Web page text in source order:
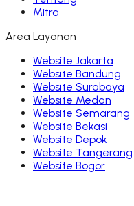
Mitra
Area Layanan
Website Jakarta
Website Bandung
Website Surabaya
Website Medan
Website Semarang
Website Bekasi
Website Depok
Website Tangerang
Website Bogor